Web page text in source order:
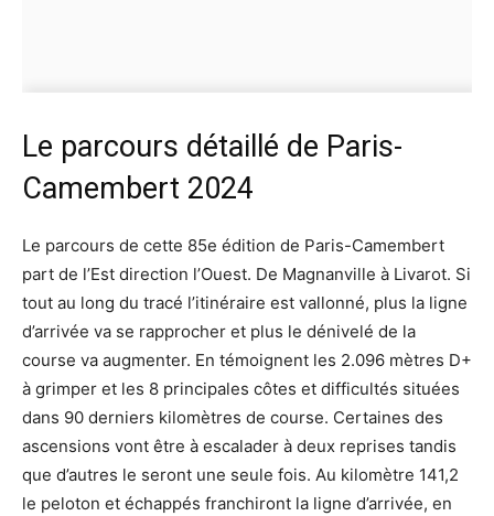
Le parcours détaillé de Paris-
Camembert 2024
Le parcours de cette 85e édition de Paris-Camembert
part de l’Est direction l’Ouest. De Magnanville à Livarot. Si
tout au long du tracé l’itinéraire est vallonné, plus la ligne
d’arrivée va se rapprocher et plus le dénivelé de la
course va augmenter. En témoignent les 2.096 mètres D+
à grimper et les 8 principales côtes et difficultés situées
dans 90 derniers kilomètres de course. Certaines des
ascensions vont être à escalader à deux reprises tandis
que d’autres le seront une seule fois. Au kilomètre 141,2
le peloton et échappés franchiront la ligne d’arrivée, en